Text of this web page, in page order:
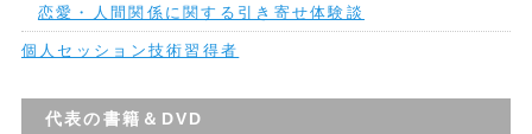
恋愛・人間関係に関する引き寄せ体験談
個人セッション技術習得者
代表の書籍＆DVD